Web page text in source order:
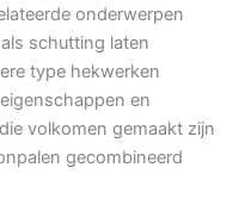
onderwerpen
schutting laten
type hekwerken
en
volkomen gemaakt zijn
gecombineerd